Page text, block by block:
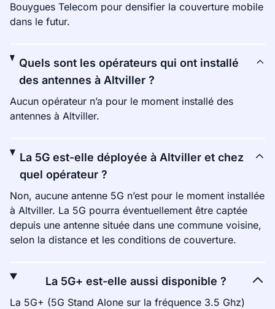
Bouygues Telecom pour densifier la couverture mobile
dans le futur.
Quels sont les opérateurs qui ont installé
des antennes à Altviller ?
Aucun opérateur n’a pour le moment installé des
antennes à Altviller.
La 5G est-elle déployée à Altviller et chez
quel opérateur ?
Non, aucune antenne 5G n’est pour le moment installée
à Altviller. La 5G pourra éventuellement être captée
depuis une antenne située dans une commune voisine,
selon la distance et les conditions de couverture.
La 5G+ est-elle aussi disponible ?
La 5G+ (5G Stand Alone sur la fréquence 3.5 Ghz)